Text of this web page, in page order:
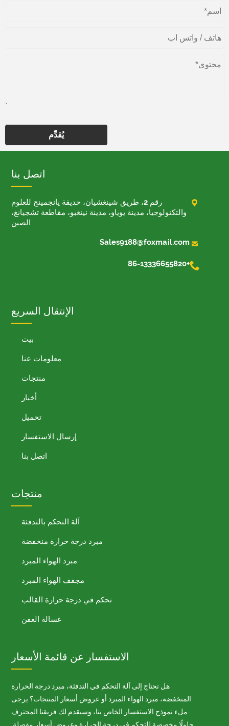
يُقدِّم
اتصل بنا

رقم 2، طريق شينغشيان، حديقة يانجمينج للعلوم
والتكنولوجيا، مدينة يوياو، مدينة نينغبو، مقاطعة تشجيانغ،
الصين

Sales9188@foxmail.com

+86-13336655820
الإنتقال السريع
بيت
معلومات عنا
منتجات
أخبار
تحميل
إرسال الاستفسار
اتصل بنا
منتجات
آلة التحكم بالتدفئة
مبرد درجة حرارة منخفضة
مبرد الهواء المبرد
مجفف الهواء المبرد
تحكم في درجة حرارة القالب
غسالة العفن
الاستفسار عن قائمة الأسعار
هل تحتاج إلى آلة التحكم في التدفئة، مبرد درجة الحرارة
المنخفضة، مبرد الهواء المبرد أو عروض أسعار المنتجات؟ يرجى
ملء نموذج الاستفسار الخاص بنا، وسيقدم لك فريقنا المحترف
حلولًا مخصصة للتحكم في درجة الحرارة وعروض أسعار مفصلة.